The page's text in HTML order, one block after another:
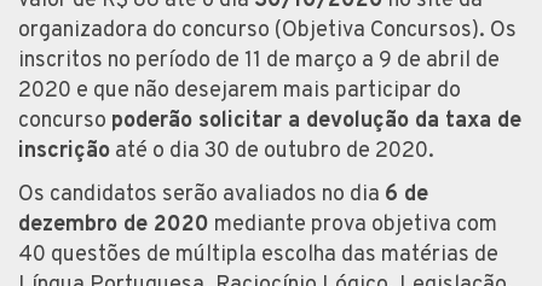
organizadora do concurso (Objetiva Concursos). Os
inscritos no período de 11 de março a 9 de abril de
2020 e que não desejarem mais participar do
concurso poderão solicitar a devolução da taxa de
inscrição até o dia 30 de outubro de 2020.
Os candidatos serão avaliados no dia 6 de
dezembro de 2020 mediante prova objetiva com
40 questões de múltipla escolha das matérias de